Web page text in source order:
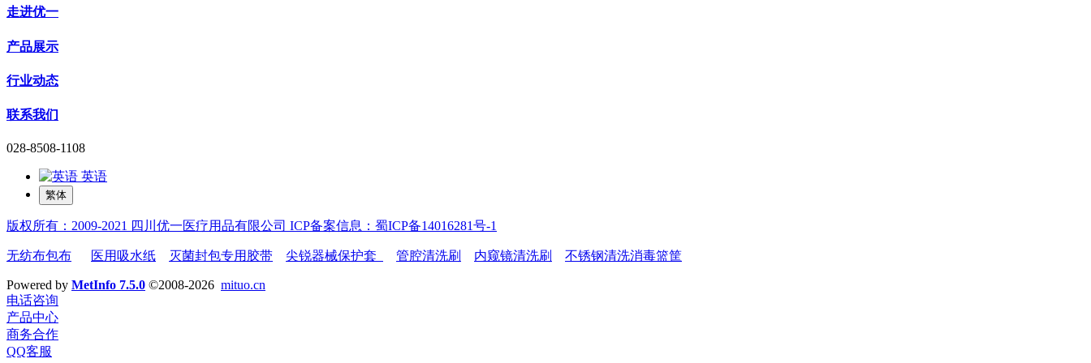
走进优一
产品展示
行业动态
联系我们
028-8508-1108
英语
繁体
版权所有：2009-2021 四川优一医疗用品有限公司 ICP备案信息：蜀ICP备14016281号-1
无纺布包布 医用吸水纸 灭菌封包专用胶带 尖锐器械保护套 管腔清洗刷 内窥镜清洗刷 不锈钢清洗消毒篮筐
Powered by MetInfo 7.5.0 ©2008-2026 mituo.cn
电话咨询
产品中心
商务合作
QQ客服